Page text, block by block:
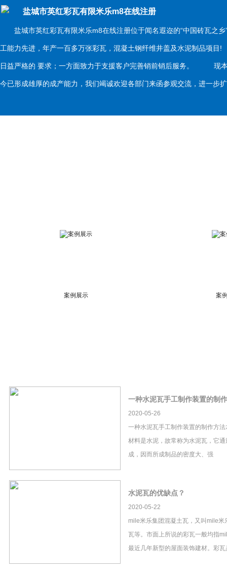
盐城市英红彩瓦有限米乐m8在线注册
盐城市英红彩瓦有限米乐m8在线注册位于闻名遐迩的“中国砖瓦之乡
工能力先进，年产一百多万张彩瓦，混凝土钢纤维井盖及水泥制品项
日益严格的 要求；一方面致力于支援客户完善销前销后服务。 现本
今已形成雄厚的成产能力，我们竭诚欢迎各部门来函参观交流，进一
案例展示 案
一种水泥瓦手工制作装置的制
2020-05-26
一种水泥瓦手工制作装置的制作方
材料是水泥，故常称为水泥瓦，它
成，因而所成制品的密度大、强
水泥瓦的优缺点？
2020-05-22
mile米乐集团混凝土瓦，又叫mile米
瓦等。市面上所说的彩瓦一般均指
最近几年新型的屋面装饰建材。彩